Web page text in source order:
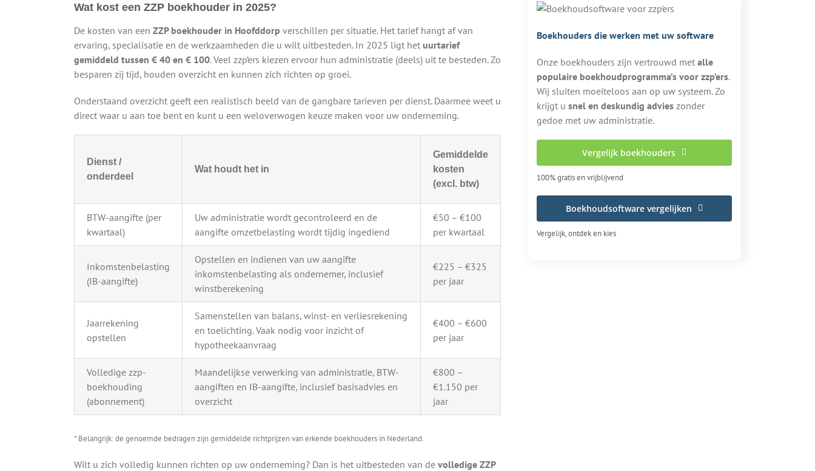
Wat kost een ZZP boekhouder in 2025?
De kosten van een ZZP boekhouder in Hoofddorp verschillen per situatie. Het tarief hangt af van
ervaring, specialisatie en de werkzaamheden die u wilt uitbesteden. In 2025 ligt het uurtarief
gemiddeld tussen € 40 en € 100. Veel zzp’ers kiezen ervoor hun administratie (deels) uit te besteden. Zo
besparen zij tijd, houden overzicht en kunnen zich richten op groei.
Onderstaand overzicht geeft een realistisch beeld van de gangbare tarieven per dienst. Daarmee weet u
direct waar u aan toe bent en kunt u een weloverwogen keuze maken voor uw onderneming.
Dienst /
onderdeel
Wat houdt het in
Gemiddelde
kosten
(excl. btw)
BTW-aangifte (per
kwartaal)
Uw administratie wordt gecontroleerd en de
aangifte omzetbelasting wordt tijdig ingediend
€50 – €100
per kwartaal
Inkomstenbelasting
(IB-aangifte)
Opstellen en indienen van uw aangifte
inkomstenbelasting als ondernemer, inclusief
winstberekening
€225 – €325
per jaar
Jaarrekening
opstellen
Samenstellen van balans, winst- en verliesrekening
en toelichting. Vaak nodig voor inzicht of
hypotheekaanvraag
€400 – €600
per jaar
Volledige zzp-
boekhouding
(abonnement)
Maandelijkse verwerking van administratie, BTW-
aangiften en IB-aangifte, inclusief basisadvies en
overzicht
€800 –
€1.150 per
jaar
* Belangrijk: de genoemde bedragen zijn gemiddelde richtprijzen van erkende boekhouders in Nederland.
Wilt u zich volledig kunnen richten op uw onderneming? Dan is het uitbesteden van de volledige ZZP
Boekhouders die werken met uw software
Onze boekhouders zijn vertrouwd met alle
populaire boekhoudprogramma’s voor zzp’ers.
Wij sluiten moeiteloos aan op uw systeem. Zo
krijgt u snel en deskundig advies zonder
gedoe met uw administratie.
Vergelijk boekhouders
100% gratis en vrijblijvend
Boekhoudsoftware vergelijken
Vergelijk, ontdek en kies